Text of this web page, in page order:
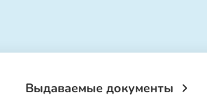
Выдаваемые документы